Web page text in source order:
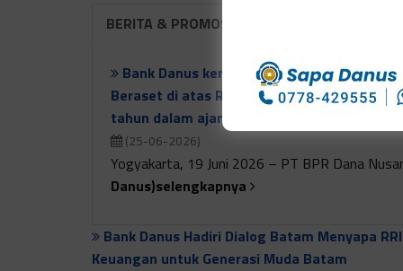
BERITA & PROMOSI
Bank Danus kembali raih BPR Berpredikat
Beraset di atas Rp100 Miliar ke atas yang
tahun dalam ajang The Finance Top 100 BPR
(25-06-2026)
Yogyakarta, 19 Juni 2026 – PT BPR Dana
Danus)selengkapnya
Bank Danus Hadiri Dialog Batam Menyapa
Keuangan untuk Generasi Muda Batam